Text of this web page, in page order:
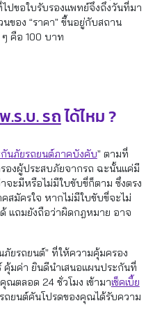
ปขอใบรับรองแพทย์จึงถึงวันที่มา
ของ “ราคา” ขึ้นอยู่กับสถาน
คือ 100 บาท
พ.ร.บ. รถได้ไหม ?
นภัยรถยนต์ภาคบังคับ” ตามที่
งผู้ประสบภัยจากรถ ฉะนั้นแค่มี
จะมีหรือไม่มีใบขับขี่ก็ตาม ซึ่งตรง
สมัครใจ หากไม่มีใบขับขี่จะไม่
แถมยังถือว่าผิดกฎหมาย อาจ
ยรถยนต์” ที่ให้ความคุ้มครอง
คุ้มค่า ยินดีนำเสนอแผนประกันที่
ณตลอด 24 ชั่วโมง เข้ามาเช็คเบี้ย
ถยนต์คันโปรดของคุณได้รับความ